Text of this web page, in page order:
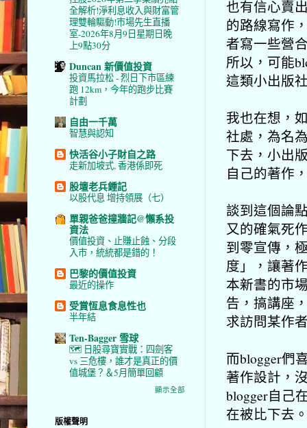
也有信心賣
的路線寫作
者寫一些營
所以，可能
這類小出版
我也在想，
社處，為名
下去，小出
自己的著作
談到這個論
又的確氣死
到零宣傳，
度」，讓著
本新書的市
告，搞講座
求訪問某作
而blogger們
著作設計，
blogger自己
在被比下去
全解析!淨利息收入與財富管
理雙輪驅動!市場先生直播
室-2026年8月9日星期日晚
上9點30分
Duncan 新價值投資
投資馬拉松 - 烈日下市區練
跑 12km，今年的跑步比賽
計劃
自由一千萬
智慧與認知
快活谷小子財自之路
走新加坡式, 香港係即死
股壇老兵鍾記
以股代息 增持領展（七）
單親爸爸撞牆記@懶系投
資法
價值投資、止賺止蝕、分段
入市，統統都是錯的！
巴黎的價值投資
最近的操作
受賞恆息食息性也
半年結
Ten-Bagger 雪球
🗺️ 日股尋寶實戰：四劍客
vs 三危樓，誰才是真正的價
值城堡？＆5月簡單回顧
顯示全部
版權聲明